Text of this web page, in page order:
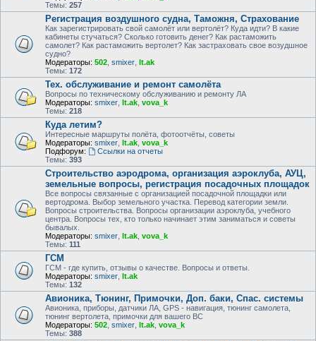
Темы: 257
Регистрация воздушного судна, Таможня, Страхование
Как зарегистрировать свой самолёт или вертолёт? Куда идти? В какие
кабинеты стучаться? Сколько готовить денег? Как растаможить
самолет? Как растаможить вертолет? Как застраховать свое возудшное
судно?
Модераторы: 502 smixer lt.ak
Темы: 172
Тех. обслуживание и ремонт самолёта
Вопросы по техническому обслуживанию и ремонту ЛА
Модераторы: smixer lt.ak vova_k
Темы: 218
Куда летим?
Интересные маршруты полёта, фотоотчёты, советы
Модераторы: smixer lt.ak vova_k
Подфорум:
Ссылки на отчеты
Темы: 393
Строительство аэродрома, организация аэроклуба, АУЦ,
земельные вопросы, регистрация посадочных площадок
Все вопросы связанные с организацией посадочной площадки или
вертодрома. Выбор земельного участка. Перевод категории земли.
Вопросы строительства. Вопросы организации аэроклуба, учебного
центра. Вопросы тех, кто только начинает этим заниматься и советы
бывалых.
Модераторы: smixer lt.ak vova_k
Темы: 111
ГСМ
ГСМ - где купить, отзывы о качестве. Вопросы и ответы.
Модераторы: smixer lt.ak
Темы: 132
Авионика, Тюнинг, Примочки, Доп. баки, Спас. системы
Авионика, приборы, датчики ЛА, GPS - навигация, тюнинг самолета,
тюнинг вертолета, примочки для вашего ВС
Модераторы: 502 smixer lt.ak vova_k
Темы: 388